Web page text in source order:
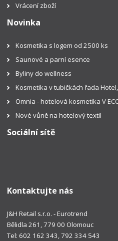
Vrácení zboží
Novinka
Kosmetika s logem od 2500 ks
Saunové a parní esence
Byliny do wellness
Kosmetika v tubičkách řada
Omnia - hotelová kosmetika V
Nové vůně na hotelový textil
Sociální sítě
Kontaktujte nás
J&H Retail s.r.o. - Eurotrend
Bělidla 261, 779 00 Olomouc
Tel: 602 162 343, 792 334 543